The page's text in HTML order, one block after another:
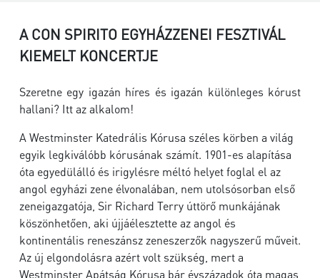
A CON SPIRITO EGYHÁZZENEI FESZTIVÁL
KIEMELT KONCERTJE
Szeretne egy igazán híres és igazán különleges kórust
hallani? Itt az alkalom!
A Westminster Katedrális Kórusa széles körben a világ
egyik legkiválóbb kórusának számít. 1901-es alapítása
óta egyedülálló és irigylésre méltó helyet foglal el az
angol egyházi zene élvonalában, nem utolsósorban első
zeneigazgatója, Sir Richard Terry úttörő munkájának
köszönhetően, aki újjáélesztette az angol és
kontinentális reneszánsz zeneszerzők nagyszerű műveit.
Az új elgondolásra azért volt szükség, mert a
Westminster Apátság Kórusa bár évszázadok óta magas